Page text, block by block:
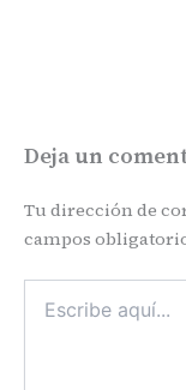
Deja un
Tu dirección de
campos
aquí...